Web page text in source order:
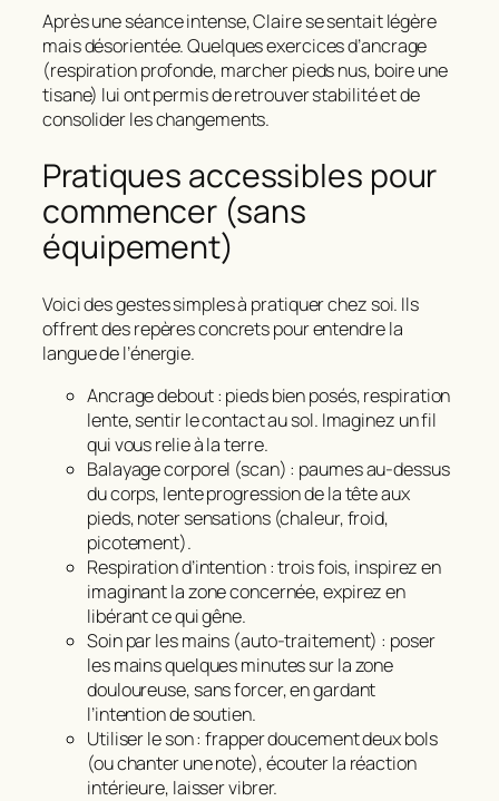
Après une séance intense, Claire se sentait légère
mais désorientée. Quelques exercices d’ancrage
(respiration profonde, marcher pieds nus, boire une
tisane) lui ont permis de retrouver stabilité et de
consolider les changements.
Pratiques accessibles pour
commencer (sans
équipement)
Voici des gestes simples à pratiquer chez soi. Ils
offrent des repères concrets pour entendre la
langue de l’énergie.
Ancrage debout : pieds bien posés, respiration
lente, sentir le contact au sol. Imaginez un fil
qui vous relie à la terre.
Balayage corporel (scan) : paumes au-dessus
du corps, lente progression de la tête aux
pieds, noter sensations (chaleur, froid,
picotement).
Respiration d’intention : trois fois, inspirez en
imaginant la zone concernée, expirez en
libérant ce qui gêne.
Soin par les mains (auto‑traitement) : poser
les mains quelques minutes sur la zone
douloureuse, sans forcer, en gardant
l’intention de soutien.
Utiliser le son : frapper doucement deux bols
(ou chanter une note), écouter la réaction
intérieure, laisser vibrer.